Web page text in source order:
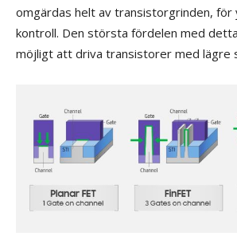
omgärdas helt av transistorgrinden, för
kontroll. Den största fördelen med
möjligt att driva transistorer med lägre